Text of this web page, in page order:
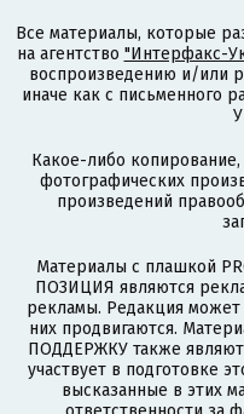
Все материалы, которые
на агентство "Интерфакс-
воспроизведению и/или
иначе как с письменного
Какое-либо
фотографических
произведений
Материалы с плашкой
ПОЗИЦИЯ являются
рекламы. Редакция может
них продвигаются.
ПОДДЕРЖКУ также
участвует в подготовке
высказанные в этих